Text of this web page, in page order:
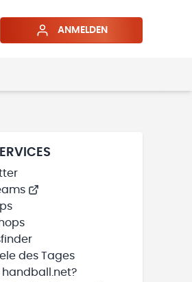
ANMELDEN
des Tages
handball.net?